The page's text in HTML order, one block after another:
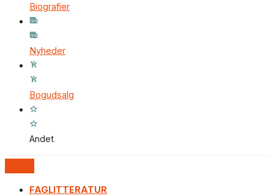
Biografier
Nyheder
Bogudsalg
Andet
FAGLITTERATUR